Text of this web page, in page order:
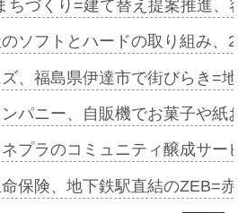
ちづくり=建て替え提案推進
ソフトとハードの取り組み
、福島県伊達市で街びらき=
パニー、自販機でお菓子や
ネプラのコミュニティ醸成サ
保険、地下鉄駅直結のZEB=